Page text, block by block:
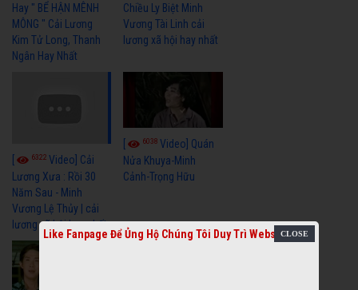
Hay " BỂ HẬN MÊNH
MÔNG " Cải Lương
Kim Tử Long, Thanh
Ngân Hay Nhất
Chiều Ly Biệt Minh
Vương Tài Linh cải
lương xã hội hay nhất
6322 Video] Cải
Lương Xưa : Rồi 30
Năm Sau - Minh
Vương Lệ Thủy | cải
lương xã hội hay nhất
6038Video] Quán
Nửa Khuya-Minh
Cảnh-Trọng Hữu
Like Fanpage Để Ủng Hộ Chúng Tôi Duy Trì Website